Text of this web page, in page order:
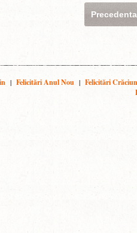
Precedenta
| Felicitări Anul Nou | Felicitări